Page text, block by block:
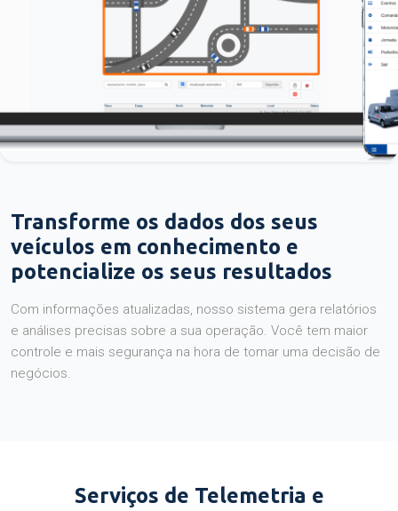
Transforme os dados dos seus
veículos em conhecimento e
potencialize os seus resultados
Com informações atualizadas, nosso sistema gera relatórios
e análises precisas sobre a sua operação. Você tem maior
controle e mais segurança na hora de tomar uma decisão de
negócios.
Serviços de Telemetria e